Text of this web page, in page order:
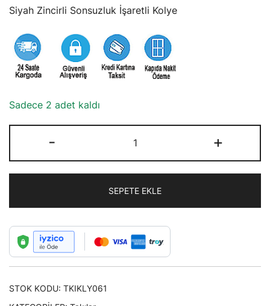
62,50₺.
Siyah Zincirli Sonsuzluk İşaretli Kolye
Sadece 2 adet kaldı
-
Zincirli
Sonsuzluk
Kolye
adet
+
SEPETE EKLE
STOK KODU: TKIKLY061